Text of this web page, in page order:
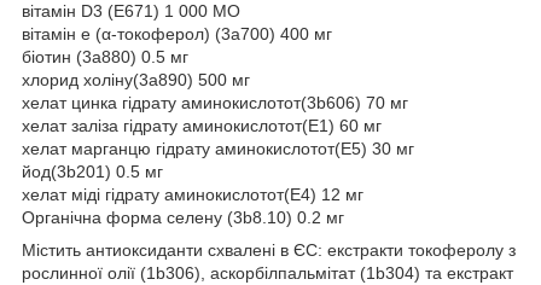
вітамін D3 (E671) 1 000 МО
вітамін е (α-токоферол) (3a700) 400 мг
біотин (3a880) 0.5 мг
хлорид холіну(3a890) 500 мг
хелат цинка гідрату аминокислотот(3b606) 70 мг
хелат заліза гідрату аминокислотот(E1) 60 мг
хелат марганцю гідрату аминокислотот(E5) 30 мг
йод(3b201) 0.5 мг
хелат міді гідрату аминокислотот(E4) 12 мг
Органічна форма селену (3b8.10) 0.2 мг
Містить антиоксиданти схвалені в ЄС: екстракти токоферолу з
рослинної олії (1b306), аскорбілпальмітат (1b304) та екстракт